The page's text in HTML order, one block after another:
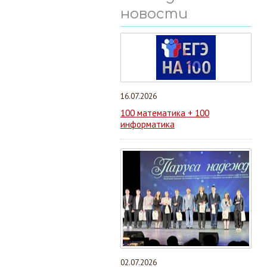
новости
16.07.2026
100 математика + 100
информатика
02.07.2026